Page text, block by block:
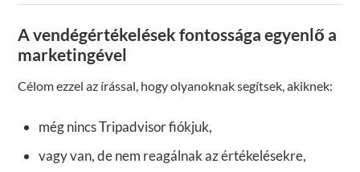
A vendégértékelések fontossága egyenlő a
marketingével
Célom ezzel az írással, hogy olyanoknak segítsek, akiknek:
még nincs Tripadvisor fiókjuk,
vagy van, de nem reagálnak az értékelésekre,